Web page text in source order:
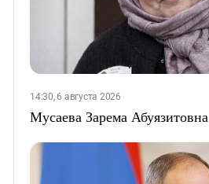
14:30, 6 августа 2026
Мусаева Зарема Абуязитовна